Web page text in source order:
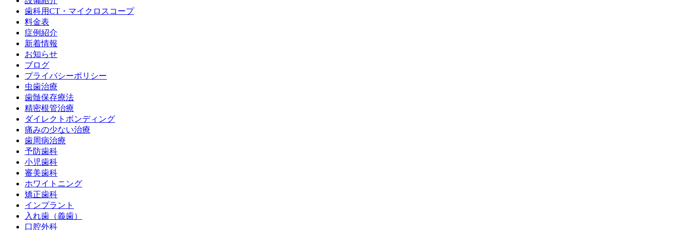
歯科用CT・マイクロスコープ
料金表
症例紹介
新着情報
お知らせ
ブログ
プライバシーポリシー
虫歯治療
歯髄保存療法
精密根管治療
ダイレクトボンディング
痛みの少ない治療
歯周病治療
予防歯科
小児歯科
審美歯科
ホワイトニング
矯正歯科
インプラント
入れ歯（義歯）
口腔外科